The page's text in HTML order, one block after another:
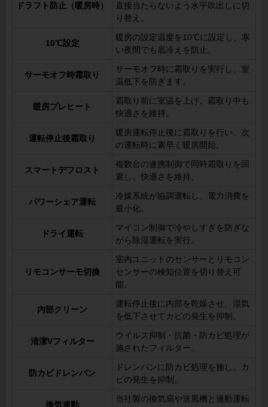
ドラフト防止（暖房時）
直接当たらないよう水平吹出しに切
り替え。
10℃設定
暖房の設定温度を10℃に設定し、寒
い夜間でも底冷えを防止。
サーモオフ時霜取り
サーモオフ時に霜取りを実行し、室
温低下を防ぎます。
暖房プレヒート
霜取り前に室温を上げ、霜取り中も
快適さを維持。
運転停止後霜取り
暖房運転停止後に霜取りを行い、次
の運転時に素早く暖房開始。
スマートデフロスト
複数台の連携制御で同時霜取りを回
避し、快適さを維持。
パワーシェア運転
冷媒系統が協調運転し、電力消費を
最小化。
ドライ運転
マイコン制御で冷やしすぎを防ぎな
がら除湿運転を実行。
リモコンサーモ切換
室内ユニットのセンサーとリモコン
センサーの検知位置を切り替え可
能。
内部クリーン
運転停止後に内部を乾燥させ、湿気
を低下させてカビの発生を抑制。
清潔Vフィルター
ウイルス抑制・抗菌・防カビ処理が
施されたフィルター。
防カビドレンパン
ドレンパンに防カビ処理を施し、カ
ビの発生を抑制。
換気連動
当社製の換気扇や送風機と連動運転